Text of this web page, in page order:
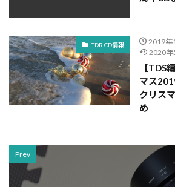
TDR CD情報
2019年
2020年
【TDS
マス
クリス
め
Prev